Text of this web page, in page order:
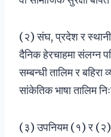
(२) संघ, प्रदेश र
दैनिक हेरचाहमा संलग्न
सम्बन्धी तालिम र बहिरा
सांकेतिक भाषा तालिम
(३) उपनियम (१) र (२)